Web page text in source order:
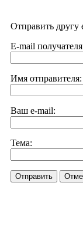
Отправить другу
E-mail
Имя отправителя:
Ваш e-mail:
Тема:
Отправить